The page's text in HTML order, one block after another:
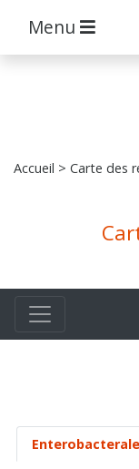
Menu
Accueil > Carte des